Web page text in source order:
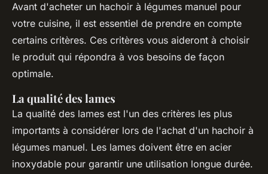
Avant d'acheter un hachoir à légumes manuel pour
votre cuisine, il est essentiel de prendre en compte
certains critères. Ces critères vous aideront à choisir
le produit qui répondra à vos besoins de façon
optimale.
La qualité des lames
La qualité des lames est l'un des critères les plus
importants à considérer lors de l'achat d'un hachoir à
légumes manuel. Les lames doivent être en acier
inoxydable pour garantir une utilisation longue durée.